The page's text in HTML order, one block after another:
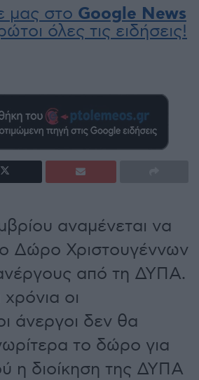
μας στο Google News
όλες τις ειδήσεις!
αναμένεται να
Δώρο Χριστουγέννων
από τη ΔΥΠΑ.
οι
άνεργοι δεν θα
το δώρο για
η διοίκηση της ΔΥΠΑ